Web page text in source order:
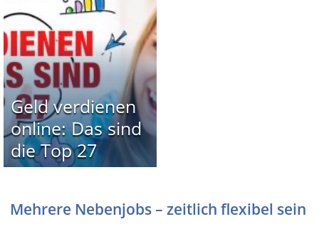
Geld verdienen
online: Das sind
die Top 27
Mehrere Nebenjobs – zeitlich flexibel sein